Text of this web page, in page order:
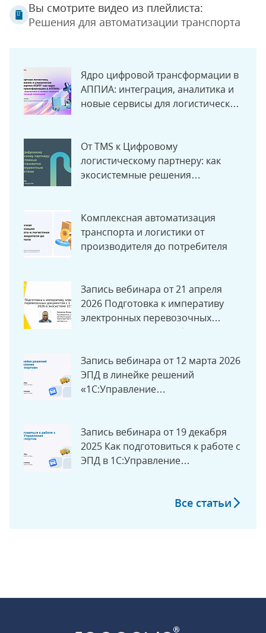
Вы смотрите видео из плейлиста:
Решения для автоматизации транспорта
Ядро цифровой трансформации в
АППИА: интеграция, аналитика и
новые сервисы для логистической
От TMS к Цифровому
логистическому партнеру: как
экосистемные решения
Комплексная автоматизация
транспорта и логистики от
производителя до потребителя
Запись вебинара от 21 апреля
2026 Подготовка к императиву
электронных перевозочных
документов с 1 сентября 2026 в
Запись вебинара от 12 марта 2026
ЭПД в линейке решений
«1С:Управление
Запись вебинара от 19 декабря
2025 Как подготовиться к работе с
ЭПД в 1С:Управление
Все статьи